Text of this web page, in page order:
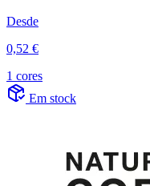
Desde
0,52 €
1 cores
Em stock